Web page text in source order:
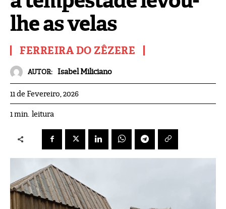
lhe as velas
FERREIRA DO ZÊZERE
AUTOR: Isabel Miliciano
11 de Fevereiro, 2026
1min. leitura